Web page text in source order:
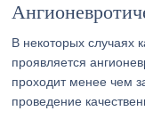
В некоторых случаях
проявляется
проходит менее чем
проведение